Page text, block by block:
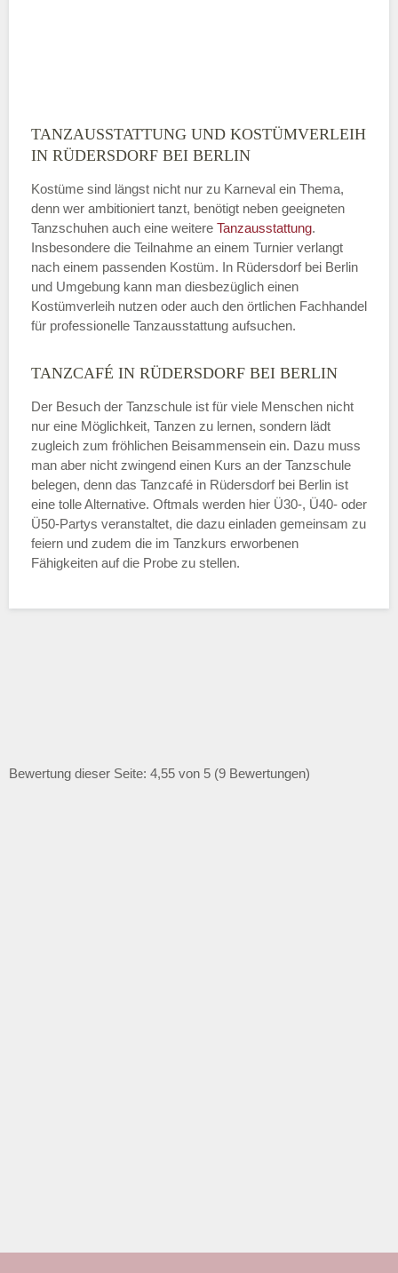
TANZAUSSTATTUNG UND KOSTÜMVERLEIH
IN RÜDERSDORF BEI BERLIN
Kostüme sind längst nicht nur zu Karneval ein Thema,
denn wer ambitioniert tanzt, benötigt neben geeigneten
Tanzschuhen auch eine weitere Tanzausstattung.
Insbesondere die Teilnahme an einem Turnier verlangt
nach einem passenden Kostüm. In Rüdersdorf bei Berlin
und Umgebung kann man diesbezüglich einen
Kostümverleih nutzen oder auch den örtlichen Fachhandel
für professionelle Tanzausstattung aufsuchen.
TANZCAFÉ IN RÜDERSDORF BEI BERLIN
Der Besuch der Tanzschule ist für viele Menschen nicht
nur eine Möglichkeit, Tanzen zu lernen, sondern lädt
zugleich zum fröhlichen Beisammensein ein. Dazu muss
man aber nicht zwingend einen Kurs an der Tanzschule
belegen, denn das Tanzcafé in Rüdersdorf bei Berlin ist
eine tolle Alternative. Oftmals werden hier Ü30-, Ü40- oder
Ü50-Partys veranstaltet, die dazu einladen gemeinsam zu
feiern und zudem die im Tanzkurs erworbenen
Fähigkeiten auf die Probe zu stellen.
Bewertung dieser Seite: 4,55 von 5 (9 Bewertungen)